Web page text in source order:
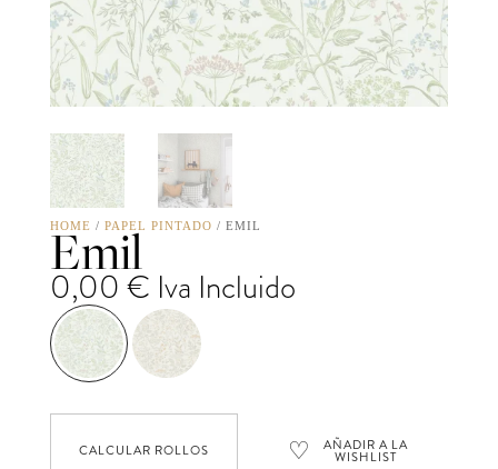
HOME / PAPEL PINTADO / EMIL
Emil
0,00 € Iva Incluido
CALCULAR ROLLOS ♡ AÑADIR A LA
WISHLIST